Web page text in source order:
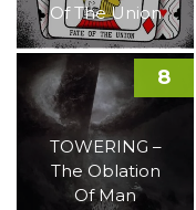
Of The Union
TOWERING –
The Oblation
Of Man
8